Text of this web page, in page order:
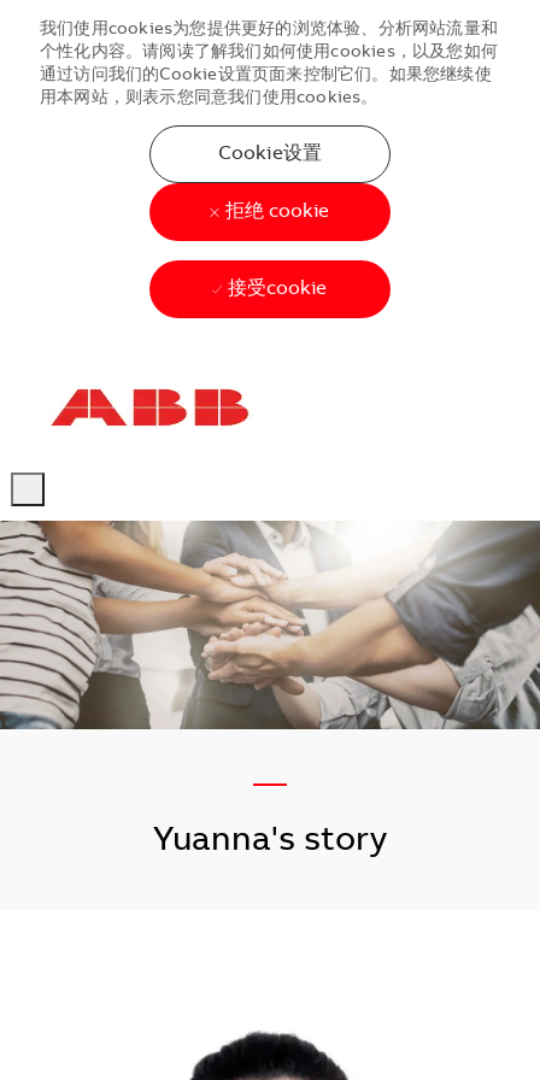
-
-
我们使用cookies为您提供更好的浏览体验、分析网站流量和
个性化内容。请阅读了解我们如何使用cookies，以及您如何
通过访问我们的Cookie设置页面来控制它们。如果您继续使
用本网站，则表示您同意我们使用cookies。
Cookie设置
拒绝 cookie
接受cookie
—
Yuanna's story